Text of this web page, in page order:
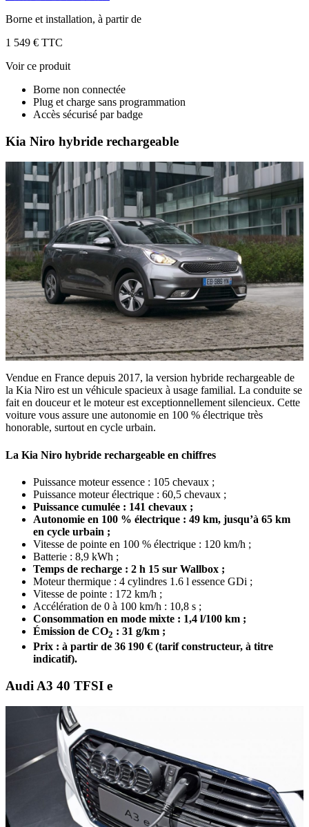
Borne et installation, à partir de
1 549 € TTC
Voir ce produit
Borne non connectée
Plug et charge sans programmation
Accès sécurisé par badge
Kia Niro hybride rechargeable
Vendue en France depuis 2017, la version hybride rechargeable de
la Kia Niro est un véhicule spacieux à usage familial. La conduite se
fait en douceur et le moteur est exceptionnellement silencieux. Cette
voiture vous assure une autonomie en 100 % électrique très
honorable, surtout en cycle urbain.
La Kia Niro hybride rechargeable en chiffres
Puissance moteur essence : 105 chevaux ;
Puissance moteur électrique : 60,5 chevaux ;
Puissance cumulée : 141 chevaux ;
Autonomie en 100 % électrique : 49 km, jusqu’à 65 km
en cycle urbain ;
Vitesse de pointe en 100 % électrique : 120 km/h ;
Batterie : 8,9 kWh ;
Temps de recharge : 2 h 15 sur Wallbox ;
Moteur thermique : 4 cylindres 1.6 l essence GDi ;
Vitesse de pointe : 172 km/h ;
Accélération de 0 à 100 km/h : 10,8 s ;
Consommation en mode mixte : 1,4 l/100 km ;
Émission de CO2 : 31 g/km ;
Prix : à partir de 36 190 € (tarif constructeur, à titre
indicatif).
Audi A3 40 TFSI e